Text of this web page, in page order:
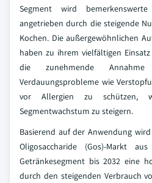
Segment wird
angetrieben durch die steigende
Kochen. Die außergewöhnlichen
haben zu ihrem vielfältigen
die zunehmende
Verdauungsprobleme wie
vor Allergien zu schützen,
Segmentwachstum zu steigern.
Basierend auf der Anwendung
Oligosaccharide (Gos)-Markt
Getränkesegment bis 2032 eine
durch den steigenden Verbrauch